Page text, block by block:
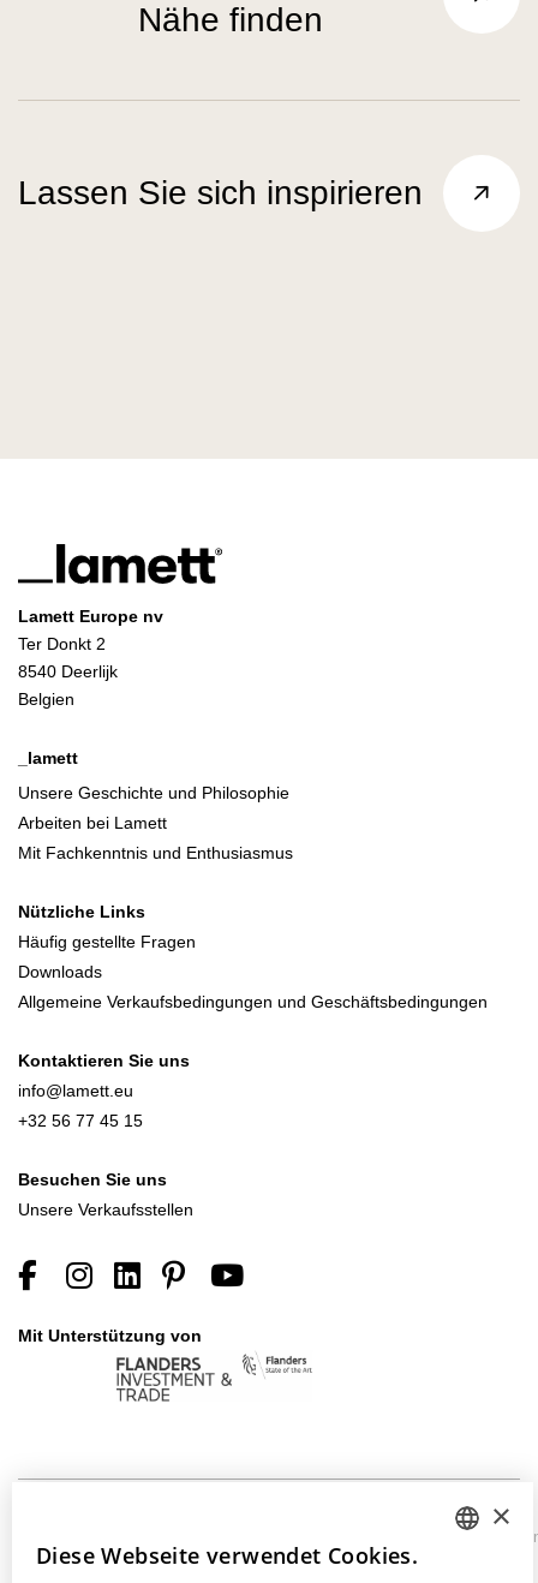
Nähe finden
Lassen Sie sich inspirieren
Lamett Europe nv
Ter Donkt 2
8540 Deerlijk
Belgien
_lamett
Unsere Geschichte und Philosophie
Arbeiten bei Lamett
Mit Fachkenntnis und Enthusiasmus
Nützliche Links
Häufig gestellte Fragen
Downloads
Allgemeine Verkaufsbedingungen und Geschäftsbedingungen
Kontaktieren Sie uns
info@lamett.eu
+32 56 77 45 15
Besuchen Sie uns
Unsere Verkaufsstellen
Mit Unterstützung von
2026
Richtlinie
×
Diese Webseite verwendet Cookies.